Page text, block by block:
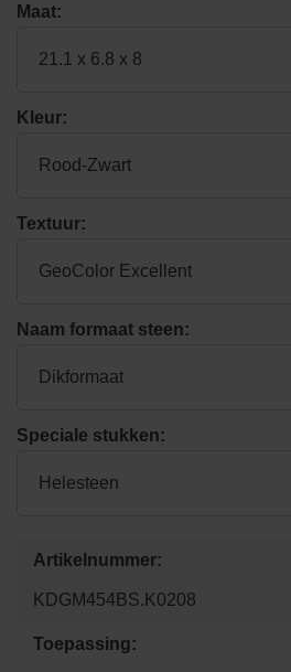
Maat:
21.1 x 6.8 x 8
Kleur:
Rood-Zwart
Textuur:
GeoColor Excellent
Naam formaat steen:
Dikformaat
Speciale stukken:
Helesteen
Artikelnummer:
KDGM454BS.K0208
Toepassing: